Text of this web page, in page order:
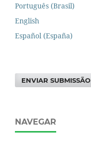
Português (Brasil)
English
Español (España)
ENVIAR SUBMISSÃO
NAVEGAR